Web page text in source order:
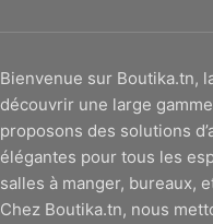
Bienvenue sur Boutika.tn,
découvrir une large
proposons des solutions
élégantes pour tous les
salles à manger, bureaux,
Chez Boutika.tn, nous